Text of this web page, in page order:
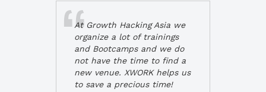
At Growth Hacking Asia we
organize a lot of trainings
and Bootcamps and we do
not have the time to find a
new venue. XWORK helps us
to save a precious time!